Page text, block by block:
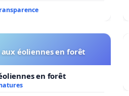
aux éoliennes en forêt
en forêt